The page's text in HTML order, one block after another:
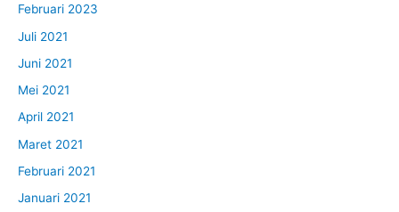
Februari 2023
Juli 2021
Juni 2021
Mei 2021
April 2021
Maret 2021
Februari 2021
Januari 2021